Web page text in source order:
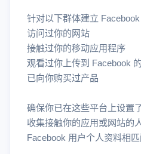
针对以下群体建立 Facebook
访问过你的网站
接触过你的移动应用程序
观看过你上传到 Facebook
已向你购买过产品
确保你已在这些平台上设置
收集接触你的应用或网站的
Facebook 用户个人资料相匹